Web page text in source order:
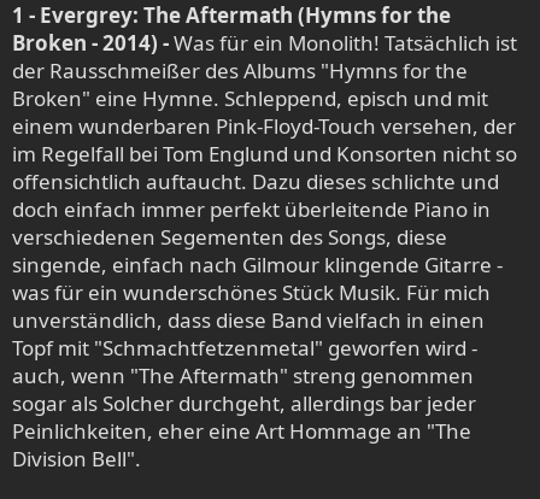
1 - Evergrey: The Aftermath (Hymns for the
Broken - 2014) -Was für ein Monolith! Tatsächlich ist
der Rausschmeißer des Albums "Hymns for the
Broken" eine Hymne. Schleppend, episch und mit
einem wunderbaren Pink-Floyd-Touch versehen, der
im Regelfall bei Tom Englund und Konsorten nicht so
offensichtlich auftaucht. Dazu dieses schlichte und
doch einfach immer perfekt überleitende Piano in
verschiedenen Segementen des Songs, diese
singende, einfach nach Gilmour klingende Gitarre -
was für ein wunderschönes Stück Musik. Für mich
unverständlich, dass diese Band vielfach in einen
Topf mit "Schmachtfetzenmetal" geworfen wird -
auch, wenn "The Aftermath" streng genommen
sogar als Solcher durchgeht, allerdings bar jeder
Peinlichkeiten, eher eine Art Hommage an "The
Division Bell".